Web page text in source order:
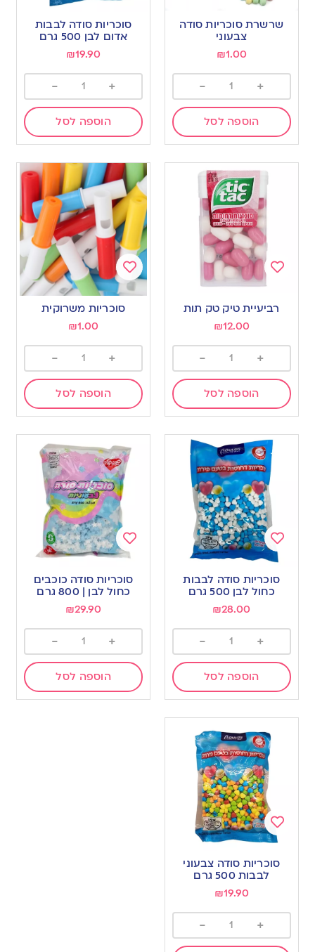
Add
toשרשרת סוכריות סודה
צבעוני
₪1.00
+
-
הוספה לסל
Add
wishlist
סוכריות סודה לבבות
אדום לבן 500 גרם
₪19.90
+
-
הוספה לסל
wishlist
רביעיית טיק טק תות
₪12.00
+
-
הוספה לסל
Add
wishlist
סוכריות משרוקית
₪1.00
+
-
הוספה לסל
Add
wishlist
סוכריות סודה לבבות
כחול לבן 500 גרם
₪28.00
+
-
הוספה לסל
Add
wishlist
סוכריות סודה כוכבים
כחול לבן | 800 גרם
₪29.90
+
-
הוספה לסל
Add
wishlist
סוכריות סודה צבעוני
לבבות 500 גרם
₪19.90
+
-